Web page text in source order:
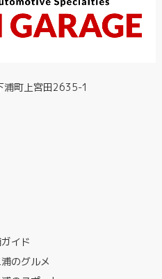
町上宮田2635-1
イド
のグルメ